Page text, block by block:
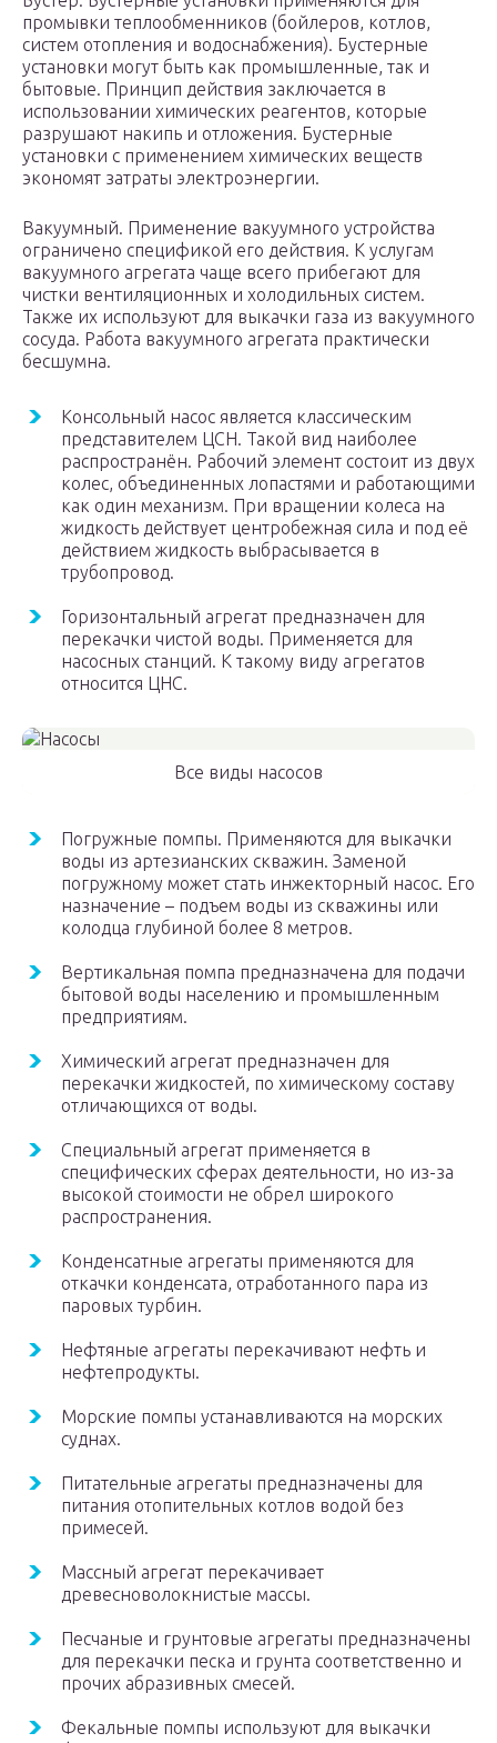
промывки теплообменников (бойлеров, котлов,
систем отопления и водоснабжения). Бустерные
установки могут быть как промышленные, так и
бытовые. Принцип действия заключается в
использовании химических реагентов, которые
разрушают накипь и отложения. Бустерные
установки с применением химических веществ
экономят затраты электроэнергии.
Вакуумный. Применение вакуумного устройства
ограничено спецификой его действия. К услугам
вакуумного агрегата чаще всего прибегают для
чистки вентиляционных и холодильных систем.
Также их используют для выкачки газа из вакуумного
сосуда. Работа вакуумного агрегата практически
бесшумна.
Консольный насос является классическим
представителем ЦСН. Такой вид наиболее
распространён. Рабочий элемент состоит из двух
колес, объединенных лопастями и работающими
как один механизм. При вращении колеса на
жидкость действует центробежная сила и под её
действием жидкость выбрасывается в
трубопровод.
Горизонтальный агрегат предназначен для
перекачки чистой воды. Применяется для
насосных станций. К такому виду агрегатов
относится ЦНС.
Все виды насосов
Погружные помпы. Применяются для выкачки
воды из артезианских скважин. Заменой
погружному может стать инжекторный насос. Его
назначение – подъем воды из скважины или
колодца глубиной более 8 метров.
Вертикальная помпа предназначена для подачи
бытовой воды населению и промышленным
предприятиям.
Химический агрегат предназначен для
перекачки жидкостей, по химическому составу
отличающихся от воды.
Специальный агрегат применяется в
специфических сферах деятельности, но из-за
высокой стоимости не обрел широкого
распространения.
Конденсатные агрегаты применяются для
откачки конденсата, отработанного пара из
паровых турбин.
Нефтяные агрегаты перекачивают нефть и
нефтепродукты.
Морские помпы устанавливаются на морских
суднах.
Питательные агрегаты предназначены для
питания отопительных котлов водой без
примесей.
Массный агрегат перекачивает
древесноволокнистые массы.
Песчаные и грунтовые агрегаты предназначены
для перекачки песка и грунта соответственно и
прочих абразивных смесей.
Фекальные помпы используют для выкачки